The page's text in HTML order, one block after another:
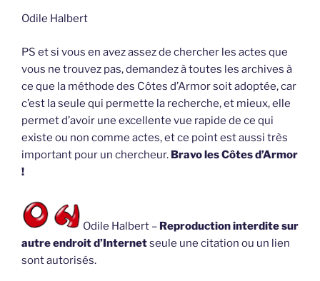
Odile Halbert
PS et si vous en avez assez de chercher les actes que
vous ne trouvez pas, demandez à toutes les archives à
ce que la méthode des Côtes d’Armor soit adoptée, car
c’est la seule qui permette la recherche, et mieux, elle
permet d’avoir une excellente vue rapide de ce qui
existe ou non comme actes, et ce point est aussi très
important pour un chercheur. Bravo les Côtes d’Armor
!
Odile Halbert – Reproduction interdite sur
autre endroit d’Internetseule une citation ou un lien
sont autorisés.